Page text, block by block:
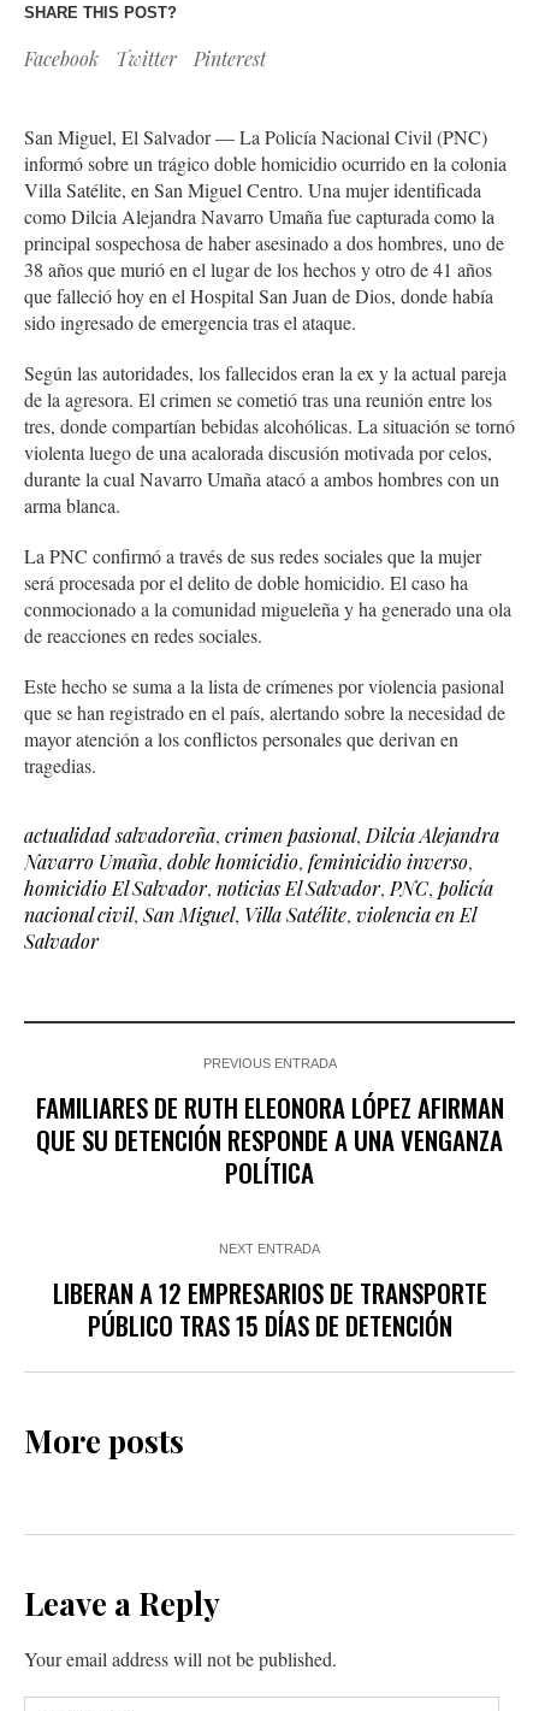
SHARE THIS POST?
Facebook Twitter Pinterest
San Miguel, El Salvador — La Policía Nacional Civil (PNC)
informó sobre un trágico doble homicidio ocurrido en la colonia
Villa Satélite, en San Miguel Centro. Una mujer identificada
como Dilcia Alejandra Navarro Umaña fue capturada como la
principal sospechosa de haber asesinado a dos hombres, uno de
38 años que murió en el lugar de los hechos y otro de 41 años
que falleció hoy en el Hospital San Juan de Dios, donde había
sido ingresado de emergencia tras el ataque.
Según las autoridades, los fallecidos eran la ex y la actual pareja
de la agresora. El crimen se cometió tras una reunión entre los
tres, donde compartían bebidas alcohólicas. La situación se tornó
violenta luego de una acalorada discusión motivada por celos,
durante la cual Navarro Umaña atacó a ambos hombres con un
arma blanca.
La PNC confirmó a través de sus redes sociales que la mujer
será procesada por el delito de doble homicidio. El caso ha
conmocionado a la comunidad migueleña y ha generado una ola
de reacciones en redes sociales.
Este hecho se suma a la lista de crímenes por violencia pasional
que se han registrado en el país, alertando sobre la necesidad de
mayor atención a los conflictos personales que derivan en
tragedias.
actualidad salvadoreña, crimen pasional, Dilcia Alejandra
Navarro Umaña, doble homicidio, feminicidio inverso,
homicidio El Salvador, noticias El Salvador, PNC, policía
nacional civil, San Miguel, Villa Satélite, violencia en El
Salvador
PREVIOUS ENTRADA
FAMILIARES DE RUTH ELEONORA LÓPEZ AFIRMAN
QUE SU DETENCIÓN RESPONDE A UNA VENGANZA
POLÍTICA
NEXT ENTRADA
LIBERAN A 12 EMPRESARIOS DE TRANSPORTE
PÚBLICO TRAS 15 DÍAS DE DETENCIÓN
More posts
Leave a Reply
Your email address will not be published.